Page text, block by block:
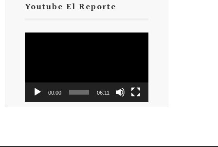
Youtube El Reporte
00:00 06:11